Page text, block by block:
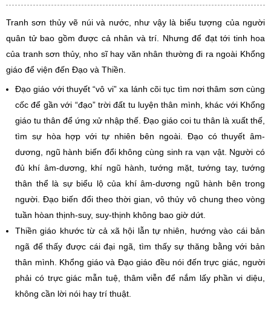
Tranh sơn thủy vẽ núi và nước, như vậy là biểu tượng của người
quân tử bao gồm được cả nhân và trí. Nhưng để đạt tới tinh hoa
của tranh sơn thủy, nho sĩ hay văn nhân thường đi ra ngoài Khổng
giáo để viện đến Đạo và Thiền.
Đạo giáo với thuyết “vô vi” xa lánh cõi tục tìm nơi thâm sơn cùng
cốc để gần với “đạo” trời đất tu luyện thân mình, khác với Khổng
giáo tu thân để ứng xử nhập thế. Đạo giáo coi tu thân là xuất thế,
tìm sự hòa hợp với tự nhiên bên ngoài. Đạo có thuyết âm-
dương, ngũ hành biến đổi không cùng sinh ra vạn vật. Người có
đủ khí âm-dương, khí ngũ hành, tướng mặt, tướng tay, tướng
thân thể là sự biểu lộ của khí âm-dương ngũ hành bên trong
người. Đạo biến đổi theo thời gian, vô thủy vô chung theo vòng
tuần hòan thịnh-suy, suy-thịnh không bao giờ dứt.
Thiền giáo khước từ cả xã hội lẫn tự nhiên, hướng vào cái bản
ngã để thấy được cái đại ngã, tìm thấy sự thăng bằng với bản
thân mình. Khổng giáo và Đạo giáo đều nói đến trực giác, người
phải có trực giác mẫn tuệ, thâm viễn để nắm lấy phần vi diệu,
không cần lời nói hay trí thuật.